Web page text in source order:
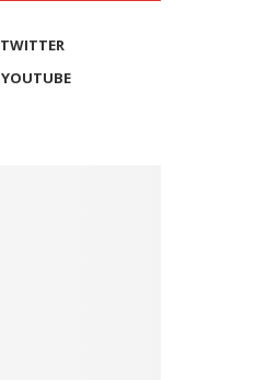
TWITTER
YOUTUBE